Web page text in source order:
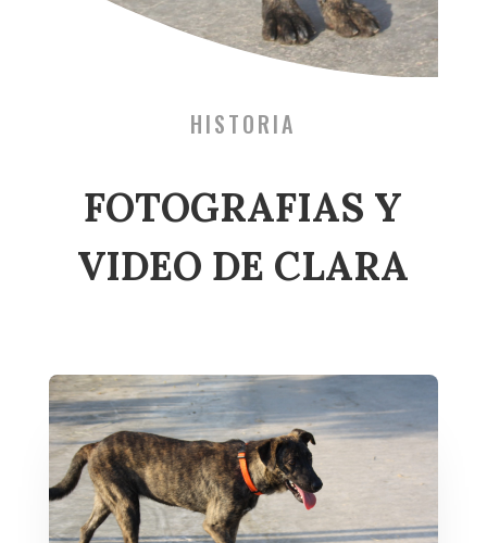
HISTORIA
FOTOGRAFIAS Y
VIDEO DE CLARA